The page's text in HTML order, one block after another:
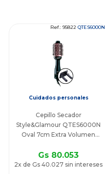
Ref.: 95822 QTES6000N
Cuidados personales
Cepillo Secador
Style&Glamour QTES6000N
Oval 7cm Extra Volumen
Gs 80.053
2x de Gs 40.027 sin intereses